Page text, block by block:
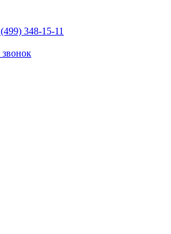
348-15-11
звонок